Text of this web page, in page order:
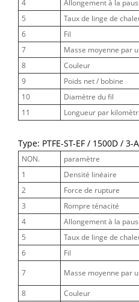
4
Allongement à la
5
Taux de linge de
6
Fil
7
Masse moyenne par
8
Couleur
9
Poids net / bobine
10
Diamètre du fil
11
Longueur par
Type: PTFE-ST-EF / 1500D / 3-A
NON. paramètre
1
Densité linéaire
2
Force de rupture
3
Rompre ténacité
4
Allongement à la
5
Taux de linge de
6
Fil
7
Masse moyenne par
8
Couleur